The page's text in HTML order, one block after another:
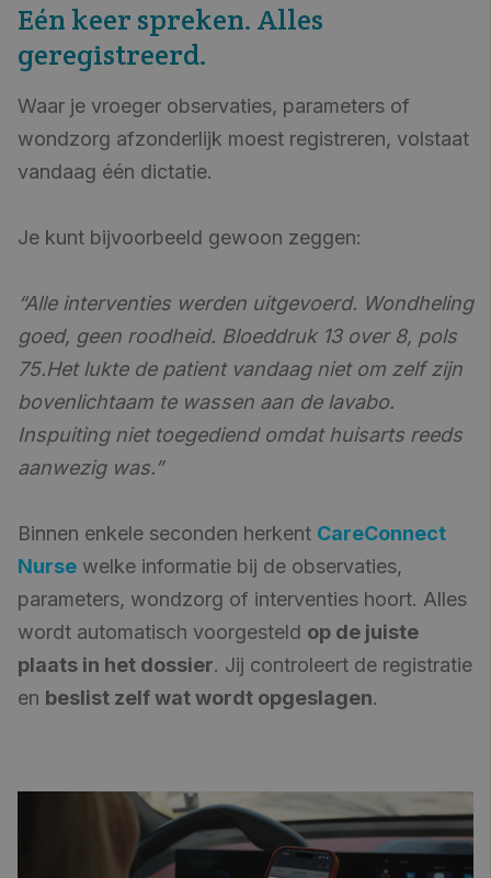
Eén keer spreken. Alles
geregistreerd.
Waar je vroeger observaties, parameters of
wondzorg afzonderlijk moest registreren, volstaat
vandaag één dictatie.
Je kunt bijvoorbeeld gewoon zeggen:
“Alle interventies werden uitgevoerd. Wondheling
goed, geen roodheid. Bloeddruk 13 over 8, pols
75.Het lukte de patient vandaag niet om zelf zijn
bovenlichtaam te wassen aan de lavabo.
Inspuiting niet toegediend omdat huisarts reeds
aanwezig was.”
Binnen enkele seconden herkent CareConnect
Nurse welke informatie bij de observaties,
parameters, wondzorg of interventies hoort. Alles
wordt automatisch voorgesteld op de juiste
plaats in het dossier. Jij controleert de registratie
en beslist zelf wat wordt opgeslagen.